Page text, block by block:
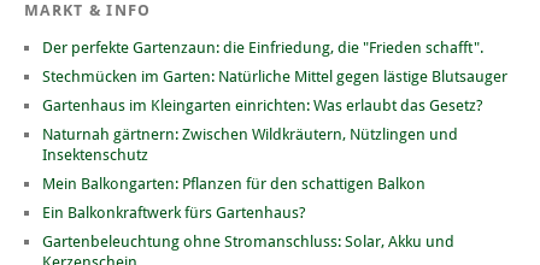
MARKT & INFO
Der perfekte Gartenzaun: die Einfriedung, die "Frieden schafft".
Stechmücken im Garten: Natürliche Mittel gegen lästige Blutsauger
Gartenhaus im Kleingarten einrichten: Was erlaubt das Gesetz?
Naturnah gärtnern: Zwischen Wildkräutern, Nützlingen und
Insektenschutz
Mein Balkongarten: Pflanzen für den schattigen Balkon
Ein Balkonkraftwerk fürs Gartenhaus?
Gartenbeleuchtung ohne Stromanschluss: Solar, Akku und